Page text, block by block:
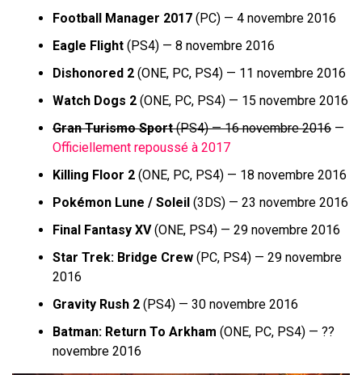
Football Manager 2017 (PC) — 4 novembre 2016
Eagle Flight (PS4) — 8 novembre 2016
Dishonored 2 (ONE, PC, PS4) — 11 novembre 2016
Watch Dogs 2 (ONE, PC, PS4) — 15 novembre 2016
Gran Turismo Sport(PS4) — 16 novembre 2016 —
Officiellement repoussé à 2017
Killing Floor 2 (ONE, PC, PS4) — 18 novembre 2016
Pokémon Lune / Soleil (3DS) — 23 novembre 2016
Final Fantasy XV(ONE, PS4) — 29 novembre 2016
Star Trek: Bridge Crew (PC, PS4) — 29 novembre
2016
Gravity Rush 2 (PS4) — 30 novembre 2016
Batman: Return To Arkham (ONE, PC, PS4) — ??
novembre 2016